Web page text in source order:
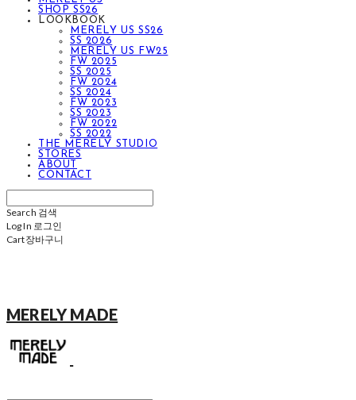
SHOP SS26
LOOKBOOK
MERELY US SS26
SS 2026
MERELY US FW25
FW 2025
SS 2025
FW 2024
SS 2024
FW 2023
SS 2023
FW 2022
SS 2022
THE MERELY STUDIO
STORES
ABOUT
CONTACT
Search 검색
Log In 로그인
Cart장바구니
MERELY MADE